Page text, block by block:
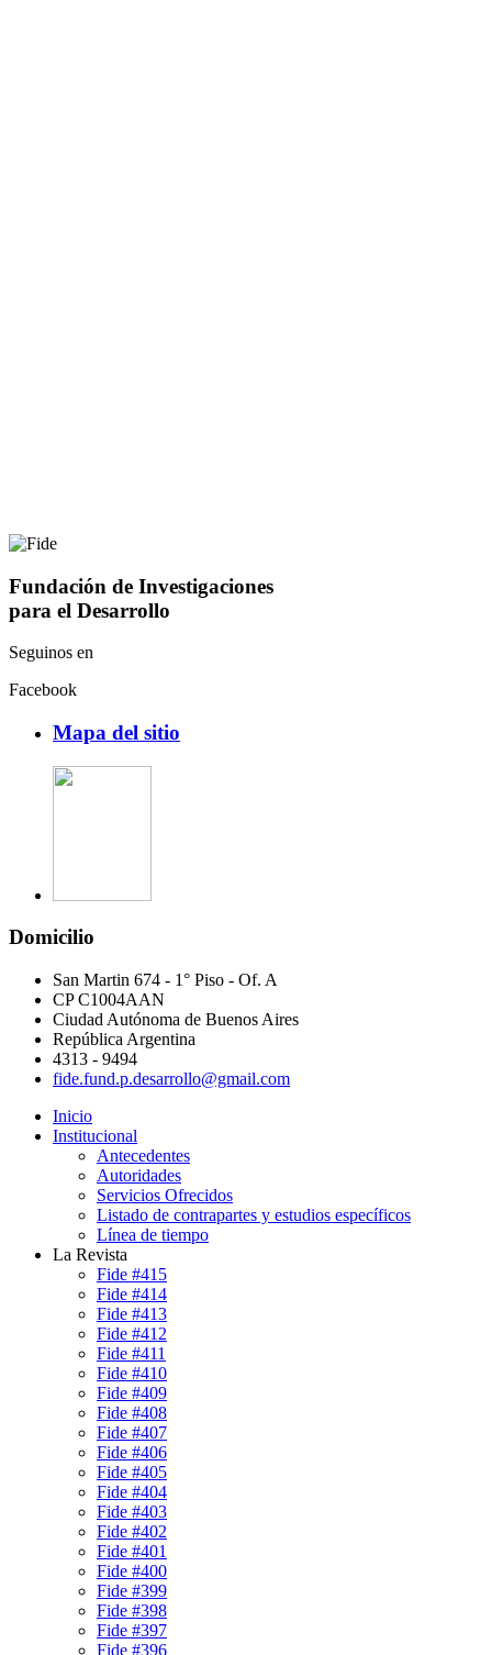
Fundación de Investigaciones
para el Desarrollo
Seguinos en
Facebook
Mapa del sitio
Domicilio
San Martin 674 - 1° Piso - Of. A
CP C1004AAN
Ciudad Autónoma de Buenos Aires
República Argentina
4313 - 9494
fide.fund.p.desarrollo@gmail.com
Inicio
Institucional
Antecedentes
Autoridades
Servicios Ofrecidos
Listado de contrapartes y estudios específicos
Línea de tiempo
La Revista
Fide #415
Fide #414
Fide #413
Fide #412
Fide #411
Fide #410
Fide #409
Fide #408
Fide #407
Fide #406
Fide #405
Fide #404
Fide #403
Fide #402
Fide #401
Fide #400
Fide #399
Fide #398
Fide #397
Fide #396